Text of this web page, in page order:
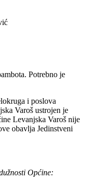
Potrebno je
i poslova
Varoš ustrojen je
Levanjska Varoš nije
obavlja Jedinstveni
Općine: